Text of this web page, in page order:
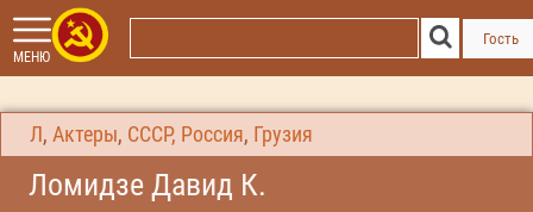
МЕНЮ
Гость
Л , Актеры, СССР, Россия, Грузия
Ломидзе Давид К.